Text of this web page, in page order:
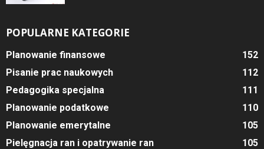
POPULARNE KATEGORIE
Planowanie finansowe
152
Pisanie prac naukowych
112
Pedagogika specjalna
111
Planowanie podatkowe
110
Planowanie emerytalne
105
Pielęgnacja ran i opatrywanie ran
105